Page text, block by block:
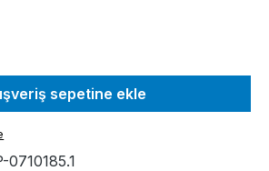
sepetine ekle
0710185.1